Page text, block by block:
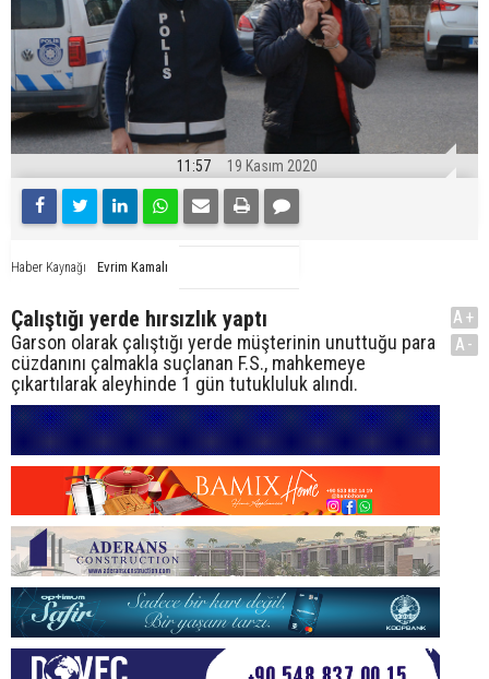
11:57 19 Kasım 2020
Haber Kaynağı Evrim Kamalı
Çalıştığı yerde hırsızlık yaptı
Garson olarak çalıştığı yerde müşterinin unuttuğu para
cüzdanını çalmakla suçlanan F.S., mahkemeye
çıkartılarak aleyhinde 1 gün tutukluluk alındı.
A+
A-